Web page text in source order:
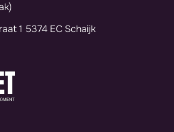
1 5374 EC Schaijk